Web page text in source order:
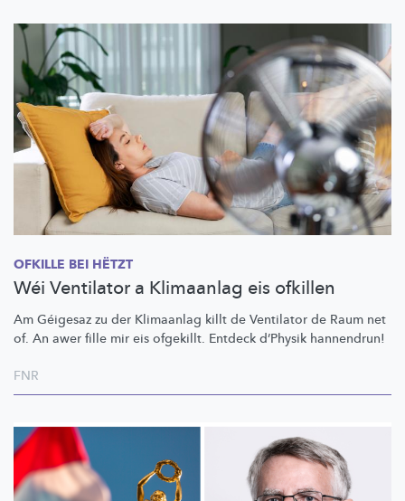
OFKILLE BEI HËTZT
Wéi Ventilator a Klimaanlag eis ofkillen
Am Géigesaz zu der Klimaanlag killt de Ventilator de Raum net
of. An awer fille mir eis ofgekillt. Entdeck d’Physik hannendrun!
FNR